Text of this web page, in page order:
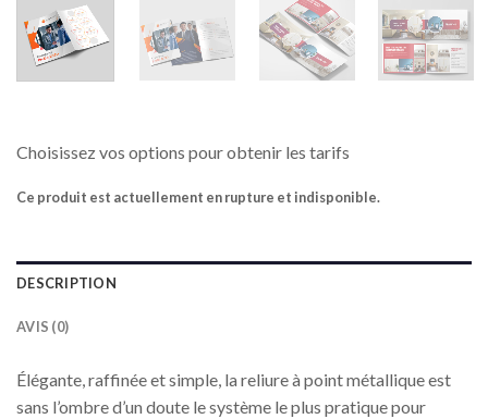
Choisissez vos options pour obtenir les tarifs
Ce produit est actuellement en rupture et indisponible.
DESCRIPTION
AVIS (0)
Élégante, raffinée et simple, la reliure à point métallique est
sans l’ombre d’un doute le système le plus pratique pour